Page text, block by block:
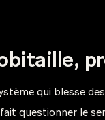
qui blesse
questionner le